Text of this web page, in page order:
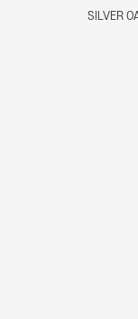
SILVER